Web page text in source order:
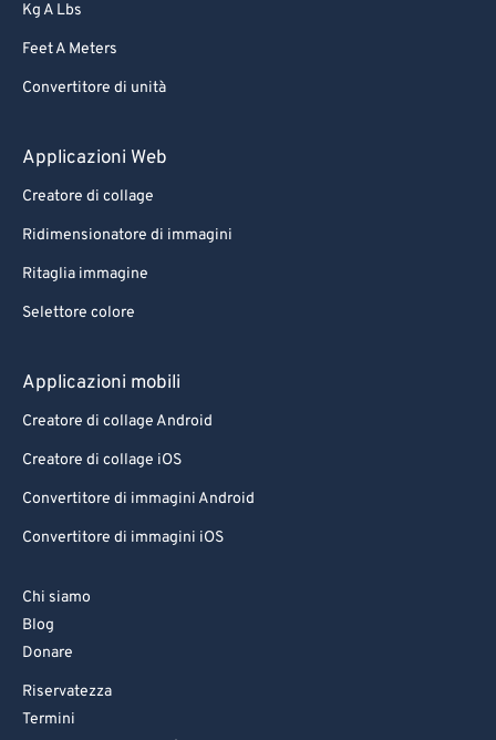
Kg A Lbs
Feet A Meters
Convertitore di unità
Applicazioni Web
Creatore di collage
Ridimensionatore di immagini
Ritaglia immagine
Selettore colore
Applicazioni mobili
Creatore di collage Android
Creatore di collage iOS
Convertitore di immagini Android
Convertitore di immagini iOS
Chi siamo
Blog
Donare
Riservatezza
Termini